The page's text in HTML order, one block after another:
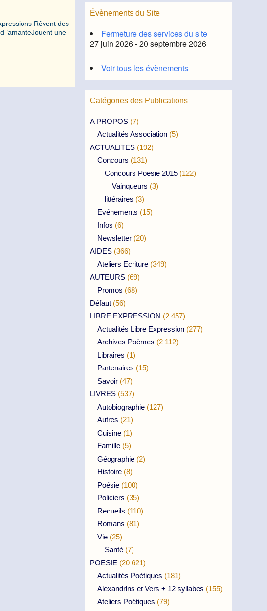
Rêvent des
’amanteJouent une
Évènements du Site
Fermeture des services du site
27 juin 2026 - 20 septembre 2026
Voir tous les évènements
Catégories des Publications
A PROPOS (7)
Actualités Association (5)
ACTUALITES (192)
Concours (131)
Concours Poésie 2015 (122)
Vainqueurs (3)
littéraires (3)
Evénements (15)
Infos (6)
Newsletter (20)
AIDES (366)
Ateliers Ecriture (349)
AUTEURS (69)
Promos (68)
Défaut (56)
LIBRE EXPRESSION (2 457)
Actualités Libre Expression (277)
Archives Poèmes (2 112)
Libraires (1)
Partenaires (15)
Savoir (47)
LIVRES (537)
Autobiographie (127)
Autres (21)
Cuisine (1)
Famille (5)
Géographie (2)
Histoire (8)
Poésie (100)
Policiers (35)
Recueils (110)
Romans (81)
Vie (25)
Santé (7)
POESIE (20 621)
Actualités Poétiques (181)
Alexandrins et Vers + 12 syllabes (155)
Ateliers Poétiques (79)